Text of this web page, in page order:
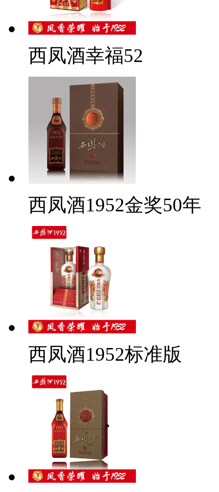
西凤酒幸福52
西凤酒1952金奖50年
西凤酒1952标准版